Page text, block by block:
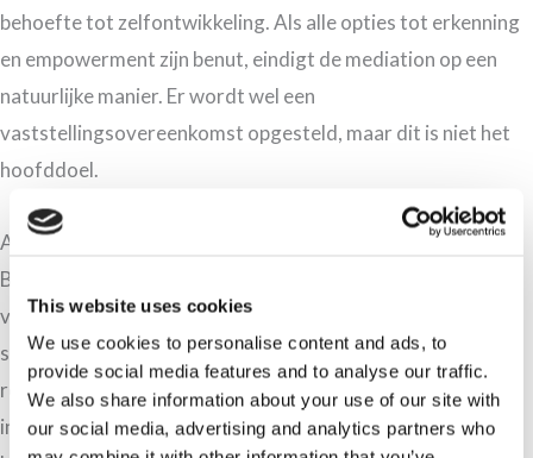
This website uses cookies
We use cookies to personalise content and ads, to
provide social media features and to analyse our traffic.
We also share information about your use of our site with
our social media, advertising and analytics partners who
behoefte tot zelfontwikkeling. Als alle opties tot erkenning
en empowerment zijn benut, eindigt de mediation op een
natuurlijke manier. Er wordt wel een
vaststellingsovereenkomst opgesteld, maar dit is niet het
hoofddoel.
Aanpak probleemoplossende mediation
Bij probleemoplossende mediation begeleidt de mediator
veel meer in het onderhandelen en heeft een grotere
sturende rol. Transformatieve mediation werkt meer aan
relatieherstel. Een probleemoplossende mediator
inventariseert de belangen achter de standpunten van de